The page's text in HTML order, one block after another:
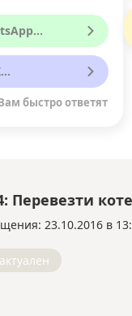
быстро ответят
Перевезти
23.10.2016 в